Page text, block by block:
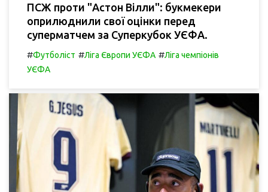
ПСЖ проти "Астон Вілли": букмекери
оприлюднили свої оцінки перед
суперматчем за Суперкубок УЄФА.
#Футболіст #Ліга Європи УЄФА #Ліга чемпіонів
УЄФА